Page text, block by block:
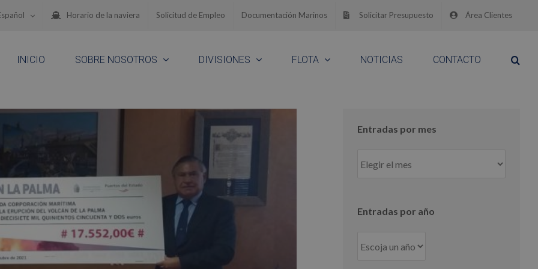
Horario de la naviera Solicitud de Empleo Documentación Marinos Solicitar Presupuesto Área Clientes
INICIO SOBRE NOSOTROS DIVISIONES FLOTA NOTICIAS CONTACTO
Entradas por mes
por
Entradas por año